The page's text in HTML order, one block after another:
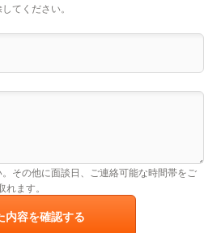
レワーク導入における就業規則の
ナー
てください。
その他に面談日、ご連絡可能な時間帯をご
ます。
内容を確認する